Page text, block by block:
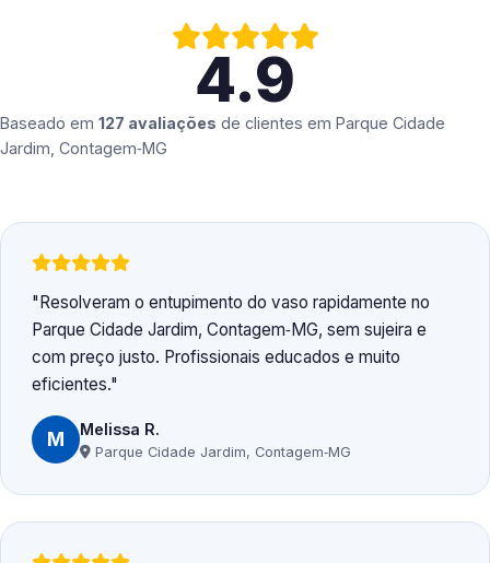
4.9
Baseado em 127 avaliações de clientes em Parque Cidade
Jardim, Contagem‑MG
Resolveram o entupimento do vaso rapidamente no
Parque Cidade Jardim, Contagem‑MG, sem sujeira e
com preço justo. Profissionais educados e muito
eficientes.
M Melissa R.
Parque Cidade Jardim, Contagem‑MG